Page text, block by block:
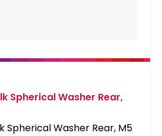
Spherical Washer Rear,
Spherical Washer Rear, M5